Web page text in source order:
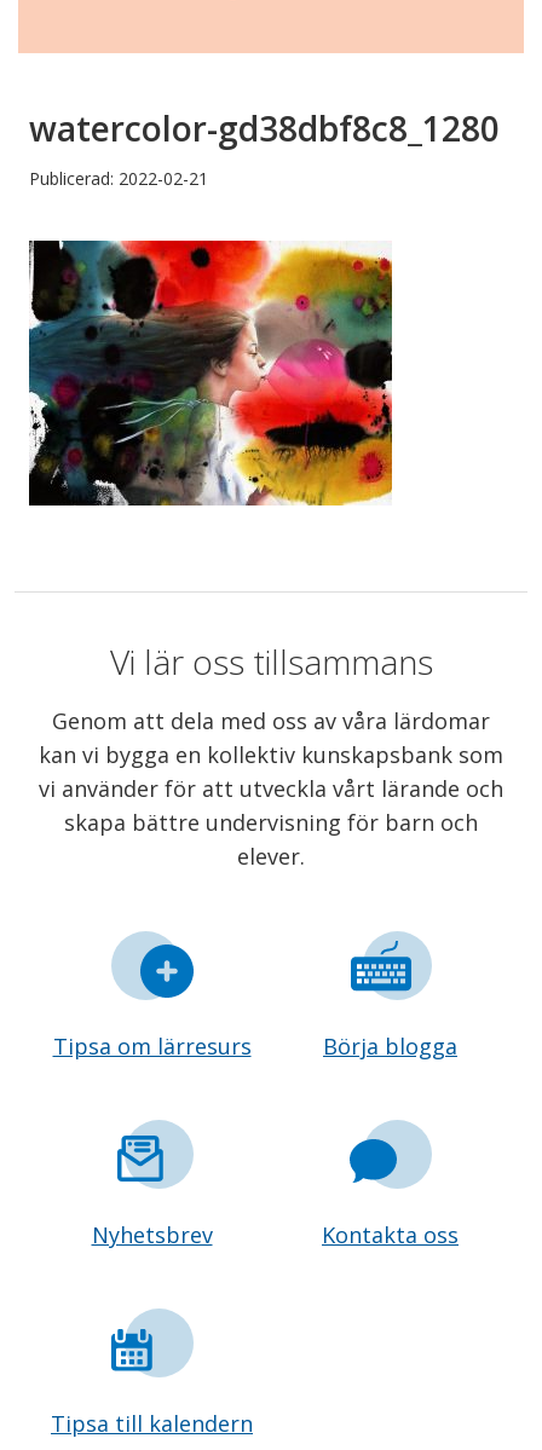
watercolor-gd38dbf8c8_1280
Publicerad: 2022-02-21
Vi lär oss tillsammans
Genom att dela med oss av våra lärdomar
kan vi bygga en kollektiv kunskapsbank som
vi använder för att utveckla vårt lärande och
skapa bättre undervisning för barn och
elever.
Tipsa om lärresurs Börja blogga
Nyhetsbrev Kontakta oss
Tipsa till kalendern